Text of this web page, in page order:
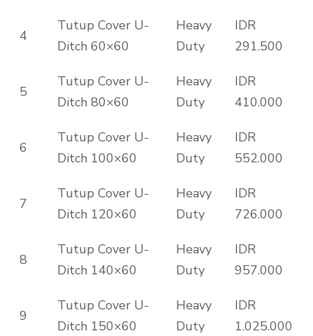
4
Tutup Cover U-
Ditch 60×60
Heavy
Duty
IDR
291.500
5
Tutup Cover U-
Ditch 80×60
Heavy
Duty
IDR
410.000
6
Tutup Cover U-
Ditch 100×60
Heavy
Duty
IDR
552.000
7
Tutup Cover U-
Ditch 120×60
Heavy
Duty
IDR
726.000
8
Tutup Cover U-
Ditch 140×60
Heavy
Duty
IDR
957.000
9
Tutup Cover U-
Ditch 150×60
Heavy
Duty
IDR
1.025.000